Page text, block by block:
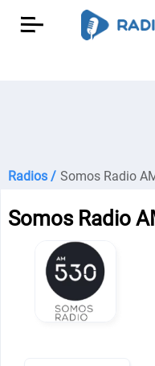
Radios / Somos Radio
Somos Radio